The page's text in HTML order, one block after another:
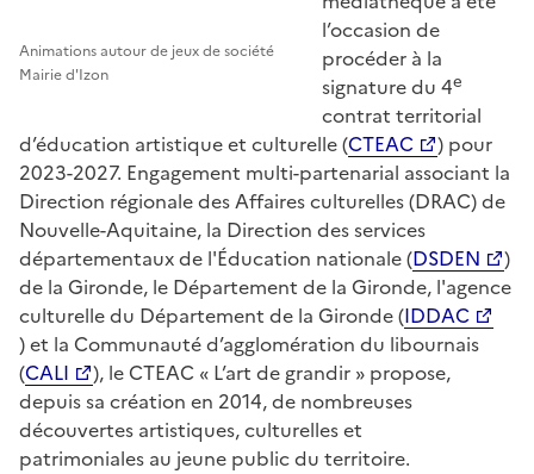
Animations autour de jeux de société
Mairie d'Izon
l’occasion de
procéder à la
signature du 4e
contrat territorial
d’éducation artistique et culturelle (CTEAC
) pour
2023-2027. Engagement multi-partenarial associant la
Direction régionale des Affaires culturelles (DRAC) de
Nouvelle-Aquitaine, la Direction des services
départementaux de l'Éducation nationale (DSDEN
)
de la Gironde, le Département de la Gironde, l'agence
culturelle du Département de la Gironde (IDDAC
) et la Communauté d’agglomération du libournais
(CALI
), le CTEAC « L’art de grandir » propose,
depuis sa création en 2014, de nombreuses
découvertes artistiques, culturelles et
patrimoniales au jeune public du territoire.